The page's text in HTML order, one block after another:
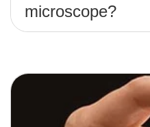
microscope?